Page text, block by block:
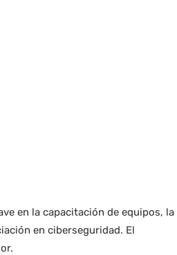
en la capacitación de equipos, la
en ciberseguridad. El